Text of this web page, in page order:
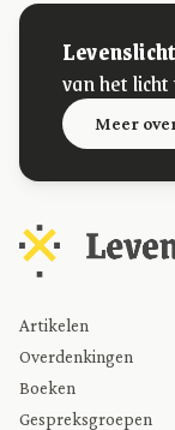
van het
Meer
Artikelen
Overdenkingen
Boeken
Gespreksgroepen